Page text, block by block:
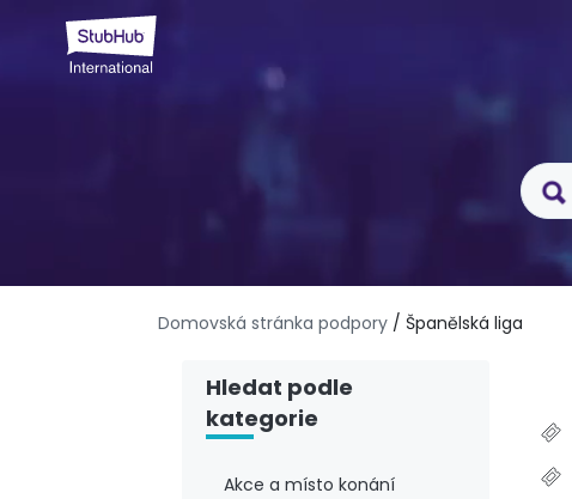
Domovská stránka podpory / Španělská liga
Hledat podle
kategorie
Akce a místo konání